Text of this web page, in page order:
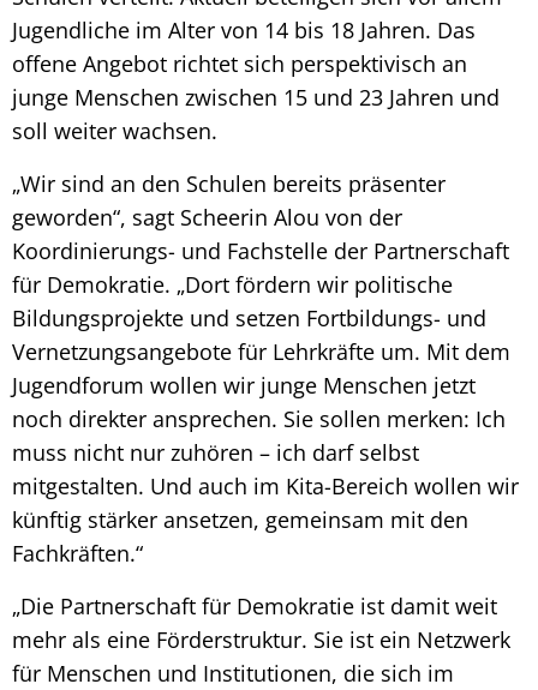
Jugendliche im Alter von 14 bis 18 Jahren. Das
offene Angebot richtet sich perspektivisch an
junge Menschen zwischen 15 und 23 Jahren und
soll weiter wachsen.
„Wir sind an den Schulen bereits präsenter
geworden“, sagt Scheerin Alou von der
Koordinierungs- und Fachstelle der Partnerschaft
für Demokratie. „Dort fördern wir politische
Bildungsprojekte und setzen Fortbildungs- und
Vernetzungsangebote für Lehrkräfte um. Mit dem
Jugendforum wollen wir junge Menschen jetzt
noch direkter ansprechen. Sie sollen merken: Ich
muss nicht nur zuhören – ich darf selbst
mitgestalten. Und auch im Kita-Bereich wollen wir
künftig stärker ansetzen, gemeinsam mit den
Fachkräften.“
„Die Partnerschaft für Demokratie ist damit weit
mehr als eine Förderstruktur. Sie ist ein Netzwerk
für Menschen und Institutionen, die sich im